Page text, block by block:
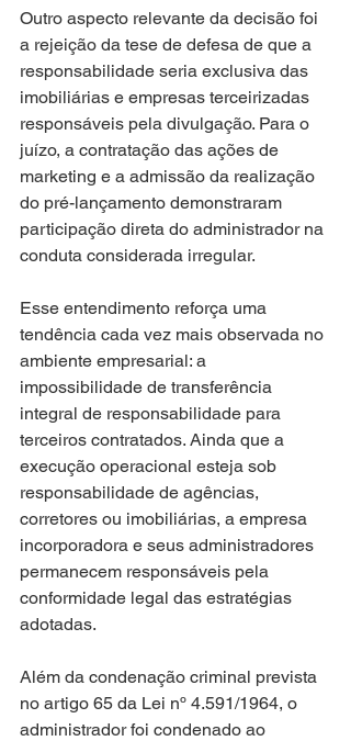
Outro aspecto relevante da decisão foi
a rejeição da tese de defesa de que a
responsabilidade seria exclusiva das
imobiliárias e empresas terceirizadas
responsáveis pela divulgação. Para o
juízo, a contratação das ações de
marketing e a admissão da realização
do pré-lançamento demonstraram
participação direta do administrador na
conduta considerada irregular.
Esse entendimento reforça uma
tendência cada vez mais observada no
ambiente empresarial: a
impossibilidade de transferência
integral de responsabilidade para
terceiros contratados. Ainda que a
execução operacional esteja sob
responsabilidade de agências,
corretores ou imobiliárias, a empresa
incorporadora e seus administradores
permanecem responsáveis pela
conformidade legal das estratégias
adotadas.
Além da condenação criminal prevista
no artigo 65 da Lei nº 4.591/1964, o
administrador foi condenado ao